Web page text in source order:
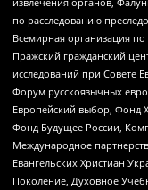
по расследованию
Всемирная организация
Пражский гражданский
исследований при Совете
Форум русскоязычных
Европейский выбор, Фонд
Фонд Будущее России,
Международное
Евангельских Христиан
Поколение, Духовное